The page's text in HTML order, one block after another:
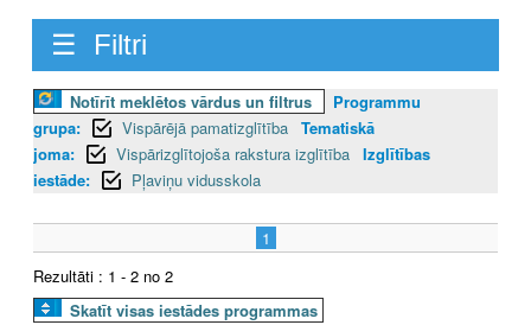
☰ Filtri
Notīrīt meklētos vārdus un filtrus
Programmu
grupa:
Vispārējā pamatizglītība Tematiskā
joma:
Vispārizglītojoša rakstura izglītība Izglītības
iestāde:
Pļaviņu vidusskola
1
Rezultāti : 1 - 2 no 2
Skatīt visas iestādes programmas